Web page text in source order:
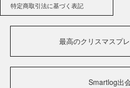
特定商取引法に基づく表記
最高のクリスマスプ
Smartlog出